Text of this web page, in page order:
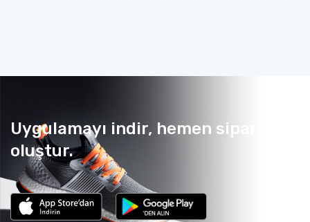
Uygulamayı indir, hemen sipariş
oluştur.